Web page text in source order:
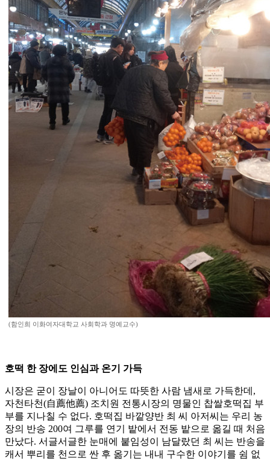
(함인희 이화여자대학교 사회학과 명예교수)
호떡 한 장에도 인심과 온기 가득
시장은 굳이 장날이 아니어도 따뜻한 사람 냄새로 가득한데,
자천타천(自薦他薦) 조치원 전통시장의 명물인 찹쌀호떡집 부
부를 지나칠 수 없다. 호떡집 바깥양반 최 씨 아저씨는 우리 농
장의 반송 200여 그루를 연기 밭에서 전동 밭으로 옮길 때 처음
만났다. 서글서글한 눈매에 붙임성이 남달랐던 최 씨는 반송을
캐서 뿌리를 천으로 싼 후 옮기는 내내 구수한 이야기를 쉼 없